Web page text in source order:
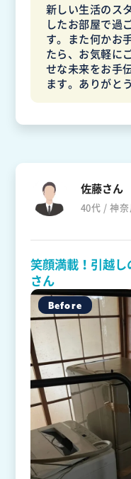
新しい生活のス
したお部屋で過
す。また何かお
たら、お気軽に
せな未来をお手
ます。ありがと
佐藤さん
40代 / 神
笑顔満載！引越
さん